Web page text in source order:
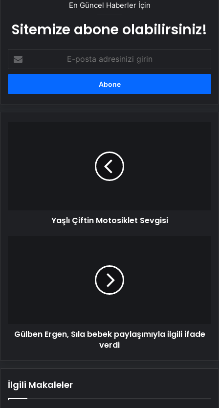
En Güncel Haberler İçin
Sitemize abone olabilirsiniz!
posta
adresinizi
Yaşlı Çiftin Motosiklet Sevgisi
Gülben Ergen, Sıla bebek paylaşımıyla ilgili ifade
verdi
İlgili Makaleler